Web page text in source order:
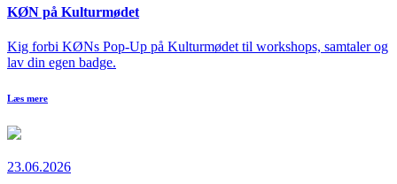
KØN på Kulturmødet
Kig forbi KØNs Pop-Up på Kulturmødet til workshops, samtaler og
lav din egen badge.
Læs mere
23.06.2026